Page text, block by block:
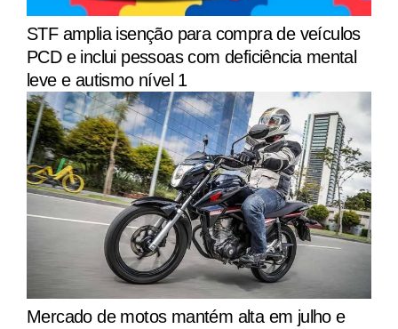
STF amplia isenção para compra de veículos
PCD e inclui pessoas com deficiência mental
leve e autismo nível 1
Mercado de motos mantém alta em julho e